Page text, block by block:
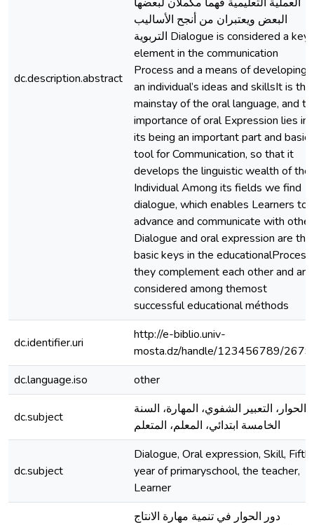
dc.description.abstract
البعض ويعتبران من أنجح الأساليب
التربوية Dialogue is considered a key
element in the communication
Process and a means of developing
an individual’s ideas and skillsIt is the
mainstay of the oral language, and
importance of oral Expression lies in
its being an important part and basic
tool for Communication, so that it
develops the linguistic wealth of the
Individual Among its fields we find
dialogue, which enables Learners to
advance and communicate with
Dialogue and oral expression are the
basic keys in the educationalProcess
they complement each other and are
considered among themost
successful educational méthods
dc.identifier.uri
http://e-biblio.univ-
mosta.dz/handle/123456789/
dc.language.iso
other
dc.subject
الحوار، التعبير الشفوي، المهارة، السنة
الخامسة ابتدائي، المعلم، المتعلم
dc.subject
Dialogue, Oral expression, Skill, Fifth
year of primaryschool, the teacher,
Learner
دور الحوار في تنمية مهارة الانتاج